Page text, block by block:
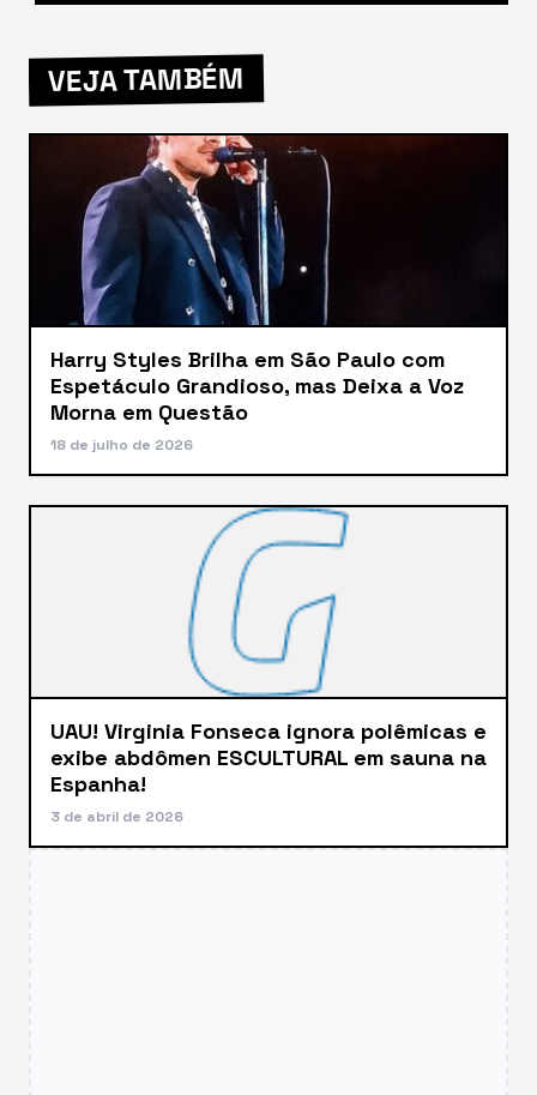
VEJA TAMBÉM
Harry Styles Brilha em São Paulo com
Espetáculo Grandioso, mas Deixa a Voz
Morna em Questão
18 de julho de 2026
UAU! Virginia Fonseca ignora polêmicas e
exibe abdômen ESCULTURAL em sauna na
Espanha!
3 de abril de 2026